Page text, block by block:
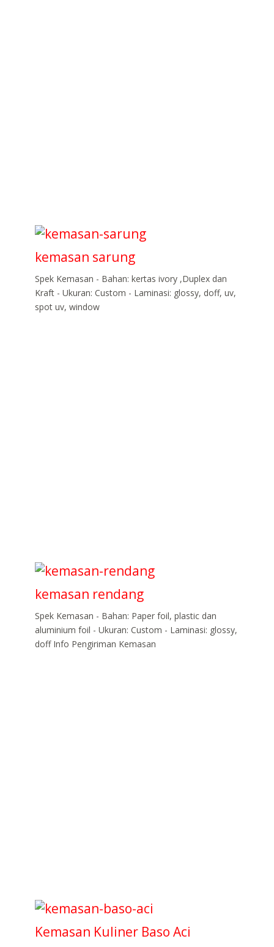
kemasan sarung
Spek Kemasan - Bahan: kertas ivory ,Duplex dan
Kraft - Ukuran: Custom - Laminasi: glossy, doff, uv,
spot uv, window
kemasan rendang
Spek Kemasan - Bahan: Paper foil, plastic dan
aluminium foil - Ukuran: Custom - Laminasi: glossy,
doff Info Pengiriman Kemasan
Kemasan Kuliner Baso Aci